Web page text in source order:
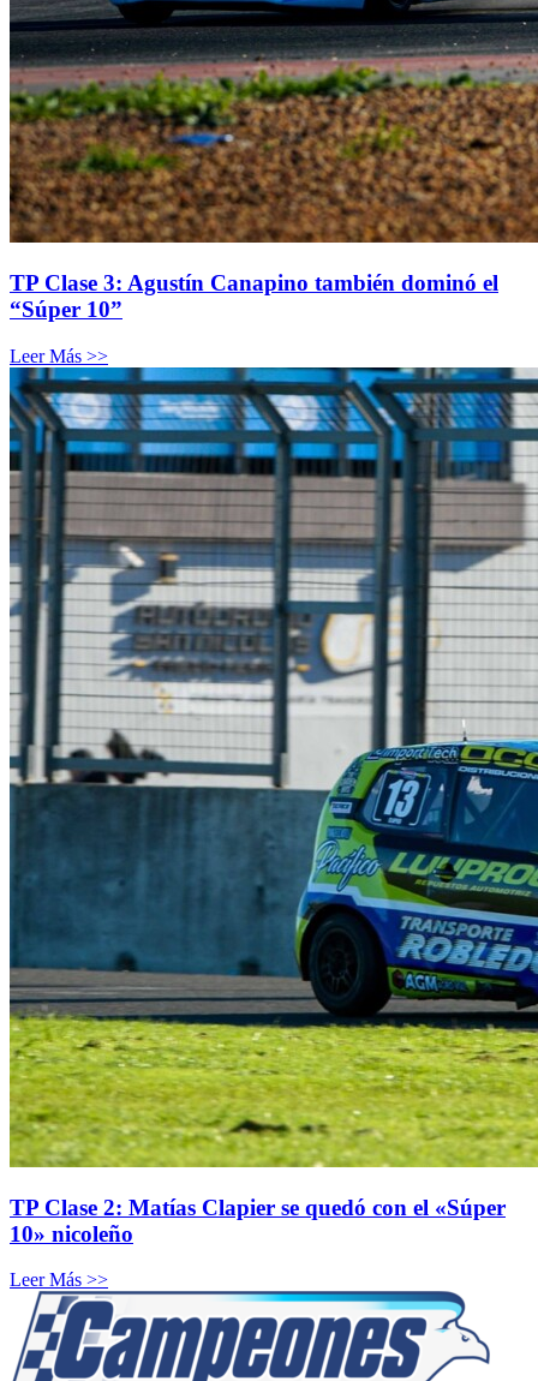
TP Clase 3: Agustín Canapino también dominó el
“Súper 10”
Leer Más >>
TP Clase 2: Matías Clapier se quedó con el «Súper
10» nicoleño
Leer Más >>